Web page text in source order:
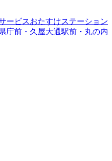
ービスおたすけステーション
庁前・久屋大通駅前・丸の内